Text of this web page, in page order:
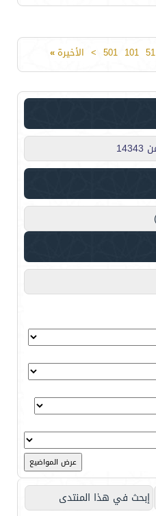
51
101
501
> الأخيرة»
إبحث في هذا المنتدى